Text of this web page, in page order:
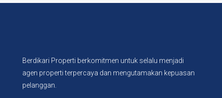
Berdikari Properti berkomitmen untuk selalu menjadi
agen properti terpercaya dan mengutamakan kepuasan
pelanggan.